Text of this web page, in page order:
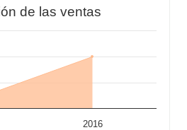
de las ventas
2016